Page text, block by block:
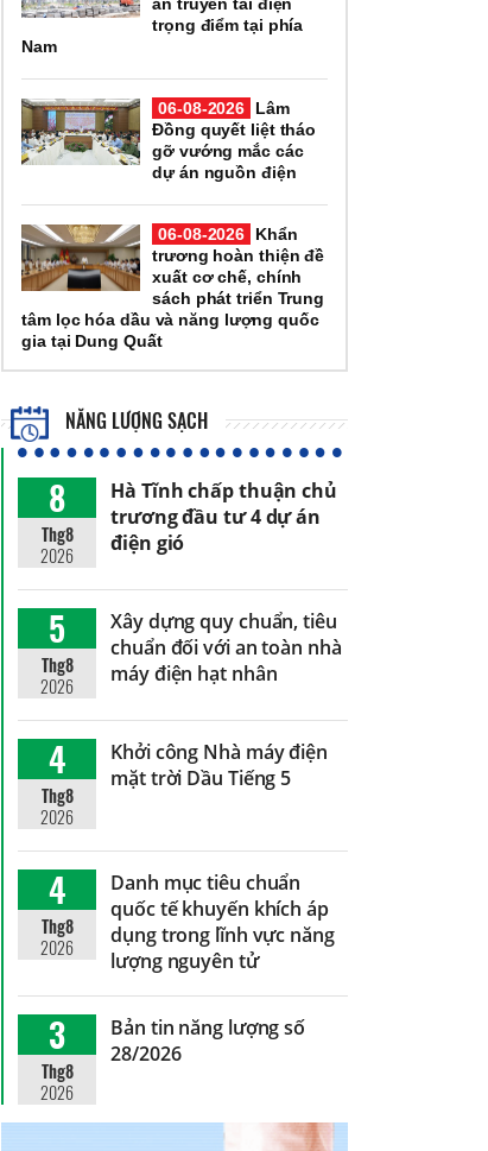
trọng điểm tại phía
Nam
06-08-2026
Lâm
Đồng quyết liệt tháo
gỡ vướng mắc các
dự án nguồn điện
06-08-2026
Khẩn
trương hoàn thiện đề
xuất cơ chế, chính
sách phát triển Trung
tâm lọc hóa dầu và năng lượng quốc
gia tại Dung Quất
NĂNG LƯỢNG SẠCH
8
Thg8
2026
Hà Tĩnh chấp thuận chủ
trương đầu tư 4 dự án
điện gió
5
Thg8
2026
Xây dựng quy chuẩn, tiêu
chuẩn đối với an toàn nhà
máy điện hạt nhân
4
Thg8
2026
Khởi công Nhà máy điện
mặt trời Dầu Tiếng 5
4
Thg8
2026
Danh mục tiêu chuẩn
quốc tế khuyến khích áp
dụng trong lĩnh vực năng
lượng nguyên tử
3
Thg8
2026
Bản tin năng lượng số
28/2026